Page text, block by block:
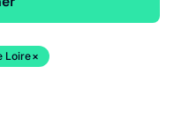
Loire×